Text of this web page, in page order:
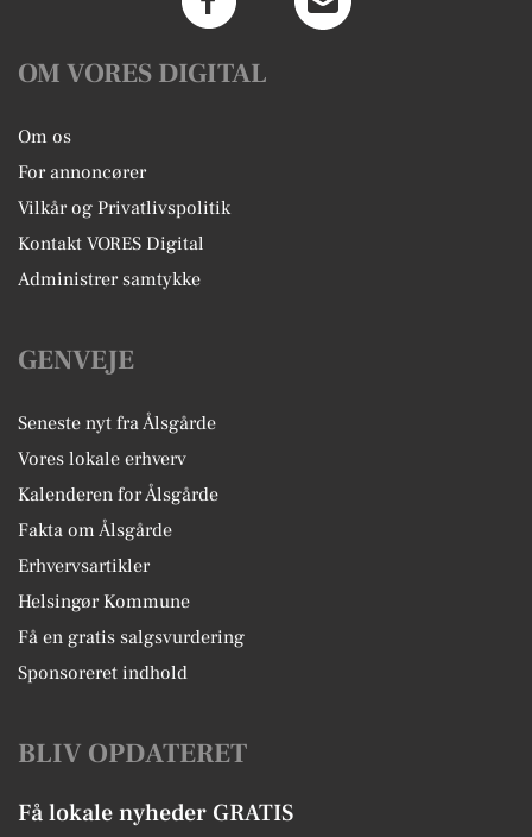
OM VORES DIGITAL
Om os
For annoncører
Vilkår og Privatlivspolitik
Kontakt VORES Digital
Administrer samtykke
GENVEJE
Seneste nyt fra Ålsgårde
Vores lokale erhverv
Kalenderen for Ålsgårde
Fakta om Ålsgårde
Erhvervsartikler
Helsingør Kommune
Få en gratis salgsvurdering
Sponsoreret indhold
BLIV OPDATERET
Få lokale nyheder GRATIS